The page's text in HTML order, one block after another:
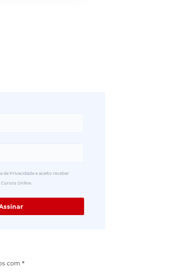
de Privacidade e aceito receber
Online.
com *